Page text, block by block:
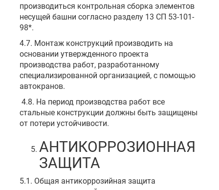
производиться контрольная сборка элементов
несущей башни согласно разделу 13 СП 53-101-
98*.
4.7. Монтаж конструкций производить на
основании утвержденного проекта
производства работ, разработанному
специализированной организацией, с помощью
автокранов.
4.8. На период производства работ все
стальные конструкции должны быть защищены
от потери устойчивости.
АНТИКОРРОЗИОННАЯ
ЗАЩИТА
5.1. Общая антикоррозийная защита